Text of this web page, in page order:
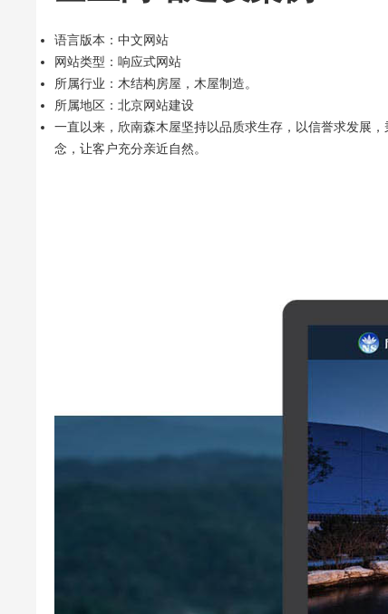
语言版本：中文网站
网站类型：响应式网站
所属行业：木结构房屋，木屋制造。
所属地区：北京网站建设
一直以来，欣南森木屋坚持以品质求生存，以信誉求发展
念，让客户充分亲近自然。